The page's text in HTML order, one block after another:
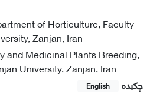
of Horticulture, Faculty
Zanjan, Iran
and Medicinal Plants Breeding,
University, Zanjan, Iran
چکیده
English